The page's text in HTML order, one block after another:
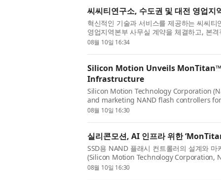
씨씨티연구소, 수도권 및 대전 영업지
혁신적인 기술과 서비스를 제공하는 씨씨
영업지역본부 사무실 계약을 체결하고, 본
밝혔다. 이로써 씨씨티연구소는 ...
08월 10일 16:34
Silicon Motion Unveils
Infrastructure
Silicon Motion Technology Corporation
and marketing NAND flash controllers
new MonTitan™ SSD Reference Desig...
08월 10일 16:30
실리콘모션, AI 인프라 위한
SSD용 NAND 플래시 컨트롤러의 설계와
(Silicon Motion Technology Corporation,
PerformaShape™ 기술을 탑재한 새로운
08월 10일 16:30